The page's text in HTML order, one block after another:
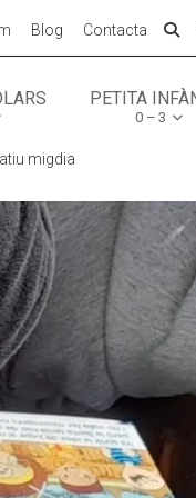
Blog Contacta
PETITA
0 – 3
migdia
SUPORT
Fes voluntariat